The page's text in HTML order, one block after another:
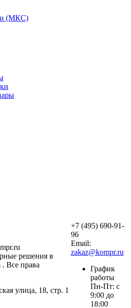
(МКС)
решения в
. Все права
улица, 18, стр. 1
+7 (495) 690-91-
96
Email:
zakaz@kompr.ru
График
работы
Пн-Пт: с
9:00 до
18:00